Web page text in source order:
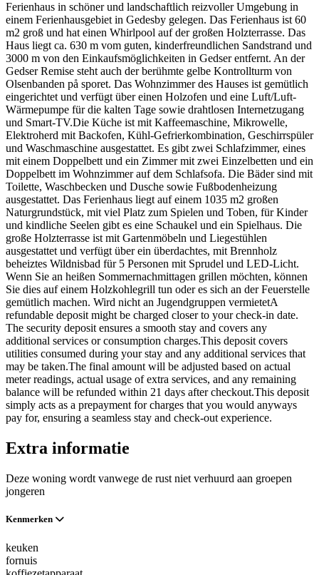
Ferienhaus in schöner und landschaftlich reizvoller Umgebung in
einem Ferienhausgebiet in Gedesby gelegen. Das Ferienhaus ist 60
m2 groß und hat einen Whirlpool auf der großen Holzterrasse. Das
Haus liegt ca. 630 m vom guten, kinderfreundlichen Sandstrand und
3000 m von den Einkaufsmöglichkeiten in Gedser entfernt. An der
Gedser Remise steht auch der berühmte gelbe Kontrollturm von
Olsenbanden på sporet. Das Wohnzimmer des Hauses ist gemütlich
eingerichtet und verfügt über einen Holzofen und eine Luft/Luft-
Wärmepumpe für die kalten Tage sowie drahtlosen Internetzugang
und Smart-TV.Die Küche ist mit Kaffeemaschine, Mikrowelle,
Elektroherd mit Backofen, Kühl-Gefrierkombination, Geschirrspüler
und Waschmaschine ausgestattet. Es gibt zwei Schlafzimmer, eines
mit einem Doppelbett und ein Zimmer mit zwei Einzelbetten und ein
Doppelbett im Wohnzimmer auf dem Schlafsofa. Die Bäder sind mit
Toilette, Waschbecken und Dusche sowie Fußbodenheizung
ausgestattet. Das Ferienhaus liegt auf einem 1035 m2 großen
Naturgrundstück, mit viel Platz zum Spielen und Toben, für Kinder
und kindliche Seelen gibt es eine Schaukel und ein Spielhaus. Die
große Holzterrasse ist mit Gartenmöbeln und Liegestühlen
ausgestattet und verfügt über ein überdachtes, mit Brennholz
beheiztes Wildnisbad für 5 Personen mit Sprudel und LED-Licht.
Wenn Sie an heißen Sommernachmittagen grillen möchten, können
Sie dies auf einem Holzkohlegrill tun oder es sich an der Feuerstelle
gemütlich machen. Wird nicht an Jugendgruppen vermietetA
refundable deposit might be charged closer to your check-in date.
The security deposit ensures a smooth stay and covers any
additional services or consumption charges.This deposit covers
utilities consumed during your stay and any additional services that
may be taken.The final amount will be adjusted based on actual
meter readings, actual usage of extra services, and any remaining
balance will be refunded within 21 days after checkout.This deposit
simply acts as a prepayment for charges that you would anyways
pay for, ensuring a seamless stay and check-out experience.
Extra informatie
Deze woning wordt vanwege de rust niet verhuurd aan groepen
jongeren
Kenmerken
keuken
fornuis